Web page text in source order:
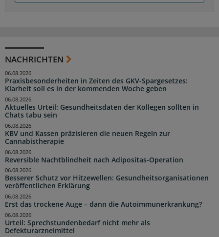
NACHRICHTEN
Praxisbesonderheiten in Zeiten des GKV-Spargesetzes:
Klarheit soll es in der kommenden Woche geben
06.08.2026
Aktuelles Urteil: Gesundheitsdaten der Kollegen sollten in
Chats tabu sein
06.08.2026
KBV und Kassen präzisieren die neuen Regeln zur
Cannabistherapie
06.08.2026
Reversible Nachtblindheit nach Adipositas-Operation
06.08.2026
Besserer Schutz vor Hitzewellen: Gesundheitsorganisationen
veröffentlichen Erklärung
06.08.2026
Erst das trockene Auge – dann die Autoimmunerkrankung?
06.08.2026
Urteil: Sprechstundenbedarf nicht mehr als
Defekturarzneimittel
06.08.2026